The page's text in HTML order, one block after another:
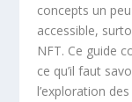
concepts un
accessible,
NFT. Ce guide
ce qu’il faut
l’exploration